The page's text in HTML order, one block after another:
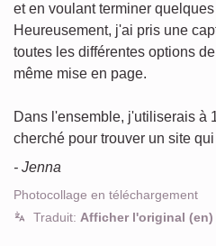
et en voulant terminer
Heureusement, j'ai pris une
toutes les différentes options
même mise en page.
Dans l'ensemble, j'utiliserais à
cherché pour trouver un site
- Jenna
Photocollage en téléchargement
Traduit: Afficher l'original (en)